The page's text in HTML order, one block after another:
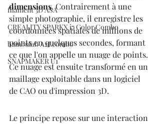
filament 3D ASA
CREALITY SPARKX i7 Color Combo
bambulab A2Lcombo
SNAPMAKER U1
dimensions. Contrairement à une
simple photographie, il enregistre les
coordonnées spatiales de millions de
points en quelques secondes, formant
ce que l'on appelle un nuage de points.
Ce nuage est ensuite transformé en un
maillage exploitable dans un logiciel
de CAO ou d'impression 3D.
Le principe repose sur une interaction